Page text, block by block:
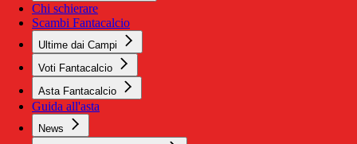
Chi schierare
Scambi Fantacalcio
Ultime dai Campi
Voti Fantacalcio
Asta Fantacalcio
Guida all'asta
News